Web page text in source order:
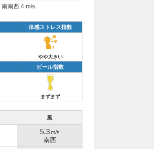
南南西 4 m/s
体感ストレス指数
やや大きい
ビール指数
まずまず
風
5.3m/s
南西